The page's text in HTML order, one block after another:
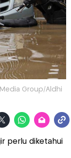
Group/Aldhi
perlu diketahui